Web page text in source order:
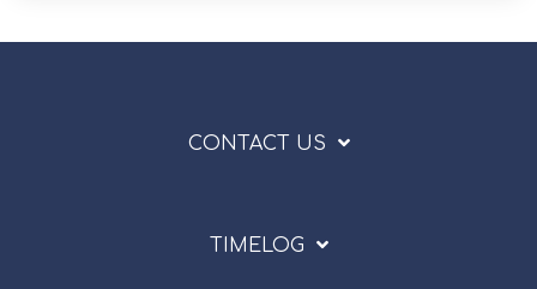
CONTACT US
TIMELOG